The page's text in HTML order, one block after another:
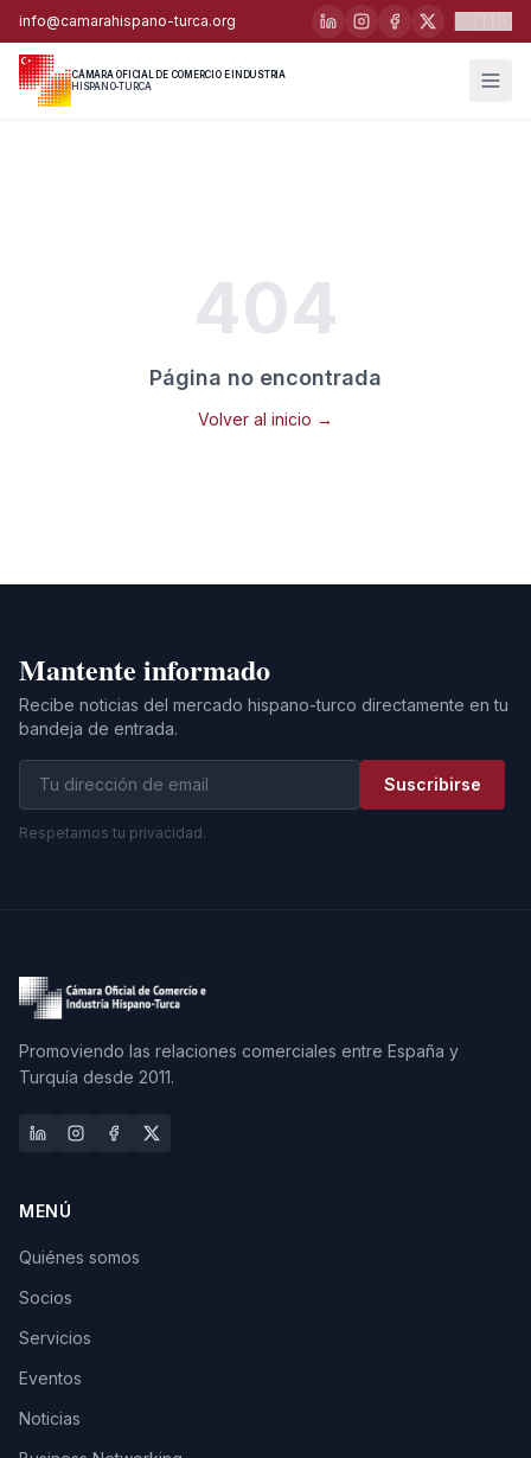
info@camarahispano-turca.org
CÁMARA OFICIAL DE COMERCIO E INDUSTRIA
HISPANO-TURCA
404
Página no encontrada
Volver al inicio →
Mantente informado
Recibe noticias del mercado hispano-turco directamente en tu
bandeja de entrada.
Suscribirse
Respetamos tu privacidad.
Promoviendo las relaciones comerciales entre España y
Turquía desde 2011.
MENÚ
Quiénes somos
Socios
Servicios
Eventos
Noticias